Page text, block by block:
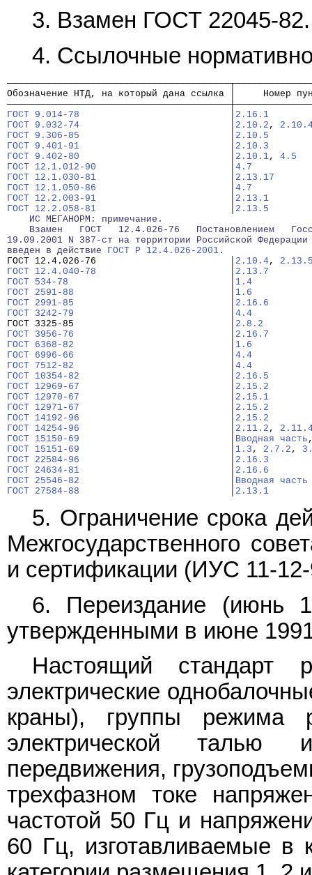
3. Взамен ГОСТ 22045-82.
4. Ссылочные
Обозначение НТД, на который дана ссылка │     Номер
ГОСТ 9.014-78
2.16.1
ГОСТ 9.032-74
2.10.2 ,
ГОСТ 9.306-85
2.10.5
ГОСТ 9.401-91
2.10.3
ГОСТ 9.402-80
2.10.1, 4.5
ГОСТ 12.1.012-90
4.7
ГОСТ 12.1.030-81
2.13.17
ГОСТ 12.1.050-86
4.7
ГОСТ 12.2.003-91
2.13.1
ГОСТ 12.2.058-81
2.13.5
    ИС МЕГАНОРМ: примечание.
Взамен   ГОСТ   12.4.026-76   Постановлением
19.09.2001 N 387-ст на территории Российской
введен в действие ГОСТ Р 12.4.026-2001 .
ГОСТ 12.4.026-76                        │ 2.10.4,
ГОСТ 12.4.040-78
2.13.7
ГОСТ 534-78
1.4
ГОСТ 2591-88
1.6
ГОСТ 2991-85
2.16.6
ГОСТ 3242-79
4.4
ГОСТ 3325-85                            │ 2.8.2
ГОСТ 3956-76
2.16.7
ГОСТ 6368-82
1.6
ГОСТ 6996-66
4.4
ГОСТ 7512-82
4.4
ГОСТ 10354-82
2.16.5
ГОСТ 12969-67
2.15.2
ГОСТ 12970-67
2.15.1
ГОСТ 12971-67
2.15.2
ГОСТ 14192-96
2.15.2
ГОСТ 14254-96
2.11.2 ,
ГОСТ 15150-69
Вводная часть
ГОСТ 15151-69
1.3 , 2.7.2 ,
ГОСТ 22584-96
2.16.3
ГОСТ 24634-81
2.16.6
ГОСТ 25546-82
Вводная часть
ГОСТ 27584-88
2.13.1
5. Ограничение срока
Межгосударственного
и сертификации (ИУС 11-
6. Переиздание (июнь
утвержденными в июне
Настоящий стандарт
электрические
краны), группы
электрической талью
передвижения,
трехфазном токе
частотой 50 Гц и
60 Гц, изготавливаемые в